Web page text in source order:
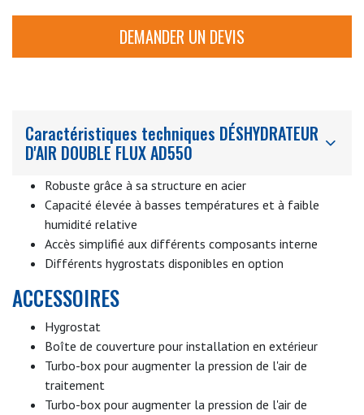
DEMANDER UN DEVIS
Caractéristiques techniques DÉSHYDRATEUR
D'AIR DOUBLE FLUX AD550
Robuste grâce à sa structure en acier
Capacité élevée à basses températures et à faible
humidité relative
Accès simplifié aux différents composants interne
Différents hygrostats disponibles en option
ACCESSOIRES
Hygrostat
Boîte de couverture pour installation en extérieur
Turbo-box pour augmenter la pression de l'air de
traitement
Turbo-box pour augmenter la pression de l'air de